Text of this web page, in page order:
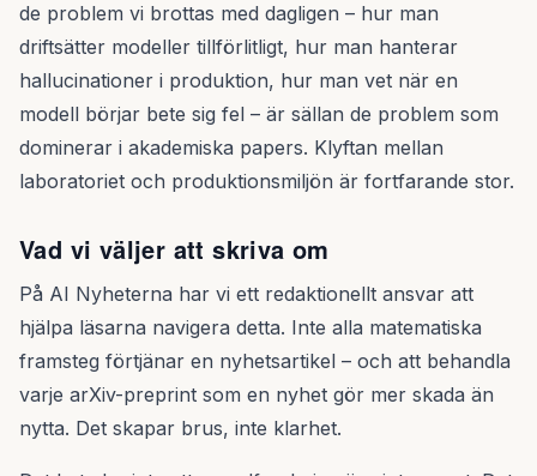
de problem vi brottas med dagligen – hur man
driftsätter modeller tillförlitligt, hur man hanterar
hallucinationer i produktion, hur man vet när en
modell börjar bete sig fel – är sällan de problem som
dominerar i akademiska papers. Klyftan mellan
laboratoriet och produktionsmiljön är fortfarande stor.
Vad vi väljer att skriva om
På AI Nyheterna har vi ett redaktionellt ansvar att
hjälpa läsarna navigera detta. Inte alla matematiska
framsteg förtjänar en nyhetsartikel – och att behandla
varje arXiv-preprint som en nyhet gör mer skada än
nytta. Det skapar brus, inte klarhet.